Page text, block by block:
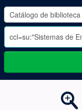
OLADE
-